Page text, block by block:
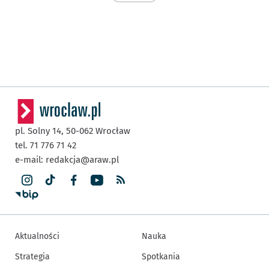
pl. Solny 14, 50-062 Wrocław
tel. 71 776 71 42
e-mail: redakcja@araw.pl
Aktualności
Strategia
Nauka
Spotkania